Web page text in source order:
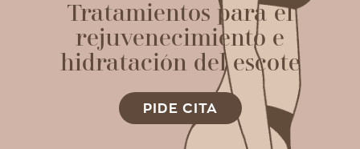
Tratamientos para el
rejuvenecimiento e
hidratación del escote
PIDE CITA